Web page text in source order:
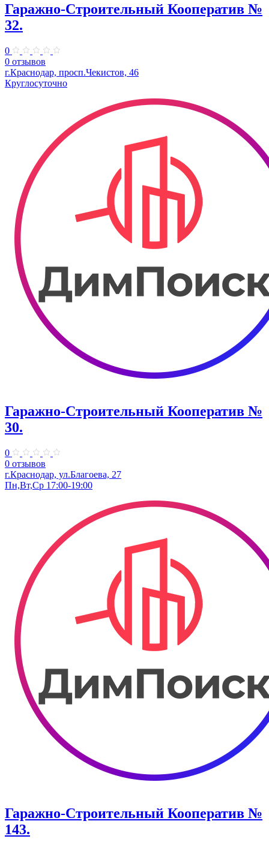
Гаражно-Строительный Кооператив №
32.
0
0 отзывов
г.Краснодар, просп.Чекистов, 46
Круглосуточно
Гаражно-Строительный Кооператив №
30.
0
0 отзывов
г.Краснодар, ул.Благоева, 27
Пн,Вт,Ср 17:00-19:00
Гаражно-Строительный Кооператив №
143.